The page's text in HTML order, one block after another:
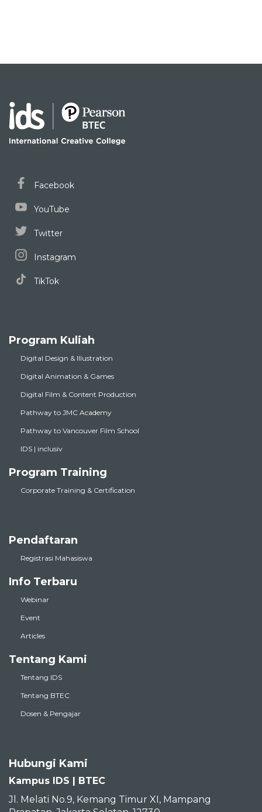
Facebook
YouTube
Twitter
Instagram
TikTok
Program Kuliah
Digital Design & Illustration
Digital Animation & Games
Digital Film & Content Production
Pathway to JMC Academy
Pathway to Vancouver Film School
IDS | inclusiv
Program Training
Corporate Training & Certification
Pendaftaran
Registrasi Mahasiswa
Info Terbaru
Webinar
Event
Articles
Tentang Kami
Tentang IDS
Tentang BTEC
Dosen & Pengajar
Hubungi Kami
Kampus IDS | BTEC
Jl. Melati No.9, Kemang Timur XI, Mampang